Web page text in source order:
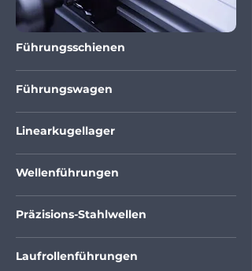
Führungsschienen
Führungswagen
Linearkugellager
Wellenführungen
Präzisions-Stahlwellen
Laufrollenführungen